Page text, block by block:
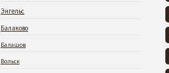
Энгельс
Балаково
Балашов
Вольск